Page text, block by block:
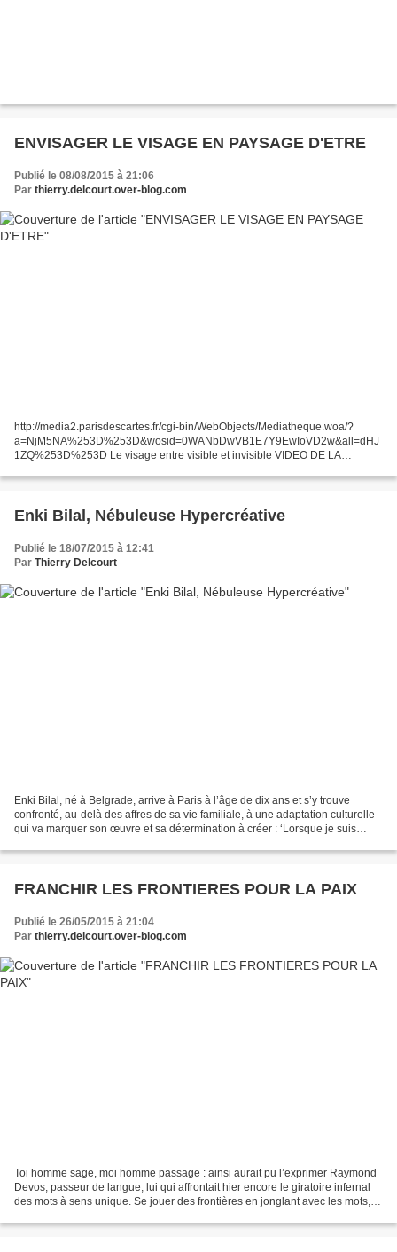
ENVISAGER LE VISAGE EN PAYSAGE D'ETRE
Publié le 08/08/2015 à 21:06
Par thierry.delcourt.over-blog.com
http://media2.parisdescartes.fr/cgi-bin/WebObjects/Mediatheque.woa/?
a=NjM5NA%253D%253D&wosid=0WANbDwVB1E7Y9EwIoVD2w&all=dHJ
1ZQ%253D%253D Le visage entre visible et invisible VIDEO DE LA
bin/WebObjects/Mediatheque.woa/?
1ZQ%253D%253D...
Enki Bilal, Nébuleuse Hypercréative
Publié le 18/07/2015 à 12:41
Par Thierry Delcourt
Enki Bilal, né à Belgrade, arrive à Paris à l’âge de dix ans et s’y trouve
confronté, au-delà des affres de sa vie familiale, à une adaptation culturelle
qui va marquer son œuvre et sa détermination à créer : ‘Lorsque je suis
FRANCHIR LES FRONTIERES POUR LA PAIX
Publié le 26/05/2015 à 21:04
Par thierry.delcourt.over-blog.com
Toi homme sage, moi homme passage : ainsi aurait pu l’exprimer Raymond
Devos, passeur de langue, lui qui affrontait hier encore le giratoire infernal
des mots à sens unique. Se jouer des frontières en jonglant avec les mots,